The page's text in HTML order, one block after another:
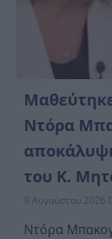
Ντόρα
του Κ.
9 Αυγούστου 2026
Ντόρα